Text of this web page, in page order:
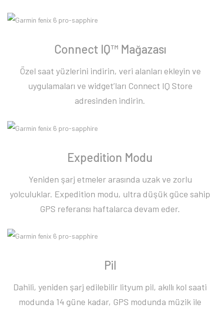
Connect IQ™ Mağazası
Özel saat yüzlerini indirin, veri alanları ekleyin ve
uygulamaları ve widget’ları Connect IQ Store
adresinden indirin.
Expedition Modu
Yeniden şarj etmeler arasında uzak ve zorlu
yolculuklar. Expedition modu, ultra düşük güce sahip
GPS referansı haftalarca devam eder.
Pil
Dahili, yeniden şarj edilebilir lityum pil, akıllı kol saati
modunda 14 güne kadar, GPS modunda müzik ile